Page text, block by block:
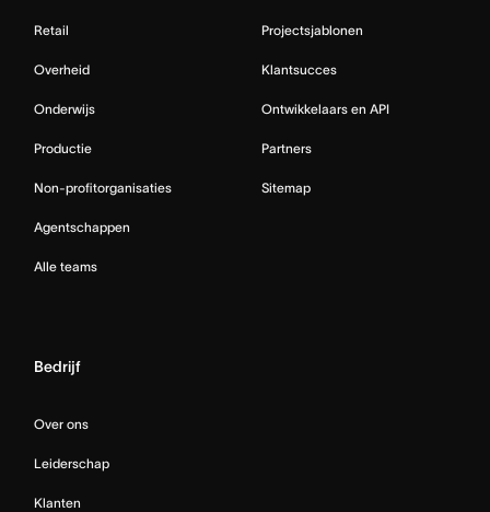
Retail
Overheid
Onderwijs
Productie
Non-profitorganisaties
Agentschappen
Alle teams
Projectsjablonen
Klantsucces
Ontwikkelaars en API
Partners
Sitemap
Bedrijf
Over ons
Leiderschap
Klanten